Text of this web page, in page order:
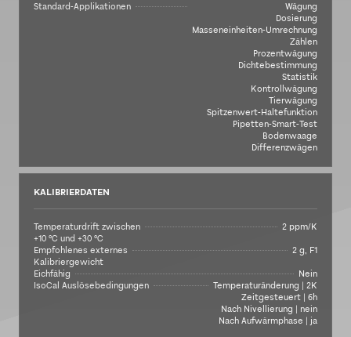
Standard-Applikationen
Wägung
Dosierung
Masseneinheiten-Umrechnung
Zählen
Prozentwägung
Dichtebestimmung
Statistik
Kontrollwägung
Tierwägung
Spitzenwert-Haltefunktion
Pipetten-Smart-Test
Bodenwaage
Differenzwägen
KALIBRIERDATEN
Temperaturdrift zwischen
+10 °C und +30 °C
2 ppm/K
Empfohlenes externes
Kalibriergewicht
2 g, F1
Eichfähig
Nein
IsoCal Auslösebedingungen
Temperaturänderung | 2K
Zeitgesteuert | 6h
Nach Nivellierung | nein
Nach Aufwärmphase | ja